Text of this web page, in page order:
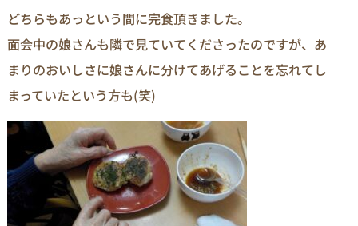
どちらもあっという間に完食頂きました。
面会中の娘さんも隣で見ていてくださったのですが、あ
まりのおいしさに娘さんに分けてあげることを忘れてし
まっていたという方も(笑)